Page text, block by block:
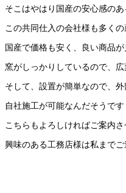
そこはやはり国産の安心感のあ
この共同仕入の会社様も多く
国産で価格も安く、良い商品が
窯がしっかりしているので、
そして、設置が簡単なので、
自社施工が可能なんだそうで
こちらもよろしければご案内さ
興味のある工務店様は私までご